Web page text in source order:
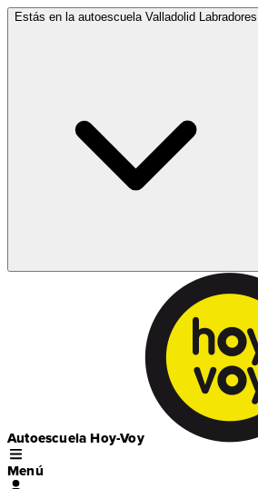
Estás en la autoescuela Valladolid Labradores
Autoescuela Hoy-Voy
Menú